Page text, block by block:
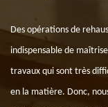
Des opérations de
indispensable de
travaux qui sont très
en la matière. Donc,